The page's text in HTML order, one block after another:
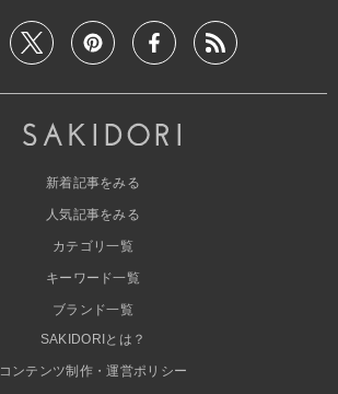
新着記事をみる
人気記事をみる
カテゴリ一覧
キーワード一覧
ブランド一覧
SAKIDORIとは？
コンテンツ制作・運営ポリシー